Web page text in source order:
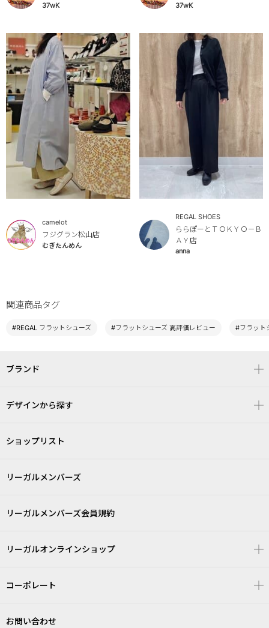
37wK 37wK
camelot
フジグラン松山店
むぎたんめん
REGAL SHOES
ららぽーとＴＯＫＹＯ－Ｂ
ＡＹ店
anna
関連商品タグ
#REGAL フラットシューズ #フラットシューズ 高評価レビュー #フラット
ブランド
デザインから探す
ショップリスト
リーガルメンバーズ
リーガルメンバーズ会員規約
リーガルオンラインショップ
コーポレート
お問い合わせ